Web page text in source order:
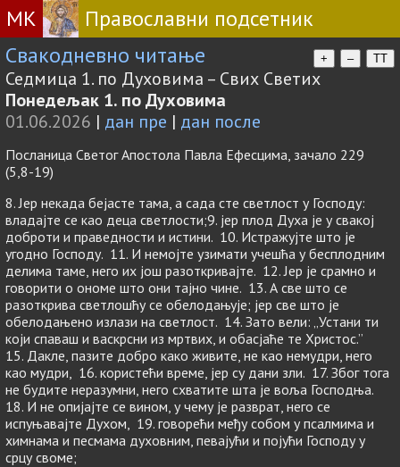
МК
Православни подсетник
Свакодневно читање
+ – TT
Седмица 1. по Духовима – Свих Светих
Понедељак 1. по Духовима
01.06.2026 | дан пре | дан после
Посланица Светог Апостола Павла Ефесцима, зачало 229
(5,8-19)
8. Јер некада бејасте тама, а сада сте светлост у Господу:
владајте се као деца светлости;9. јер плод Духа је у свакој
доброти и праведности и истини. 10. Истражујте што је
угодно Господу. 11. И немојте узимати учешћа у бесплодним
делима таме, него их још разоткривајте. 12. Јер је срамно и
говорити о ономе што они тајно чине. 13. А све што се
разоткрива светлошћу се обелодањује; јер све што је
обелодањено излази на светлост. 14. Зато вели: „Устани ти
који спаваш и васкрсни из мртвих, и обасјаће те Христос.”
15. Дакле, пазите добро како живите, не као немудри, него
као мудри, 16. користећи време, јер су дани зли. 17. Због тога
не будите неразумни, него схватите шта је воља Господња.
18. И не опијајте се вином, у чему је разврат, него се
испуњавајте Духом, 19. говорећи међу собом у псалмима и
химнама и песмама духовним, певајући и појући Господу у
срцу своме;